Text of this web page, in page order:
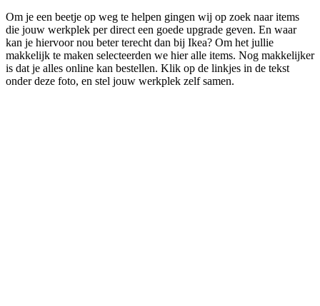
Om je een beetje op weg te helpen gingen wij op zoek naar items
die jouw werkplek per direct een goede upgrade geven. En waar
kan je hiervoor nou beter terecht dan bij Ikea? Om het jullie
makkelijk te maken selecteerden we hier alle items. Nog makkelijker
is dat je alles online kan bestellen. Klik op de linkjes in de tekst
onder deze foto, en stel jouw werkplek zelf samen.